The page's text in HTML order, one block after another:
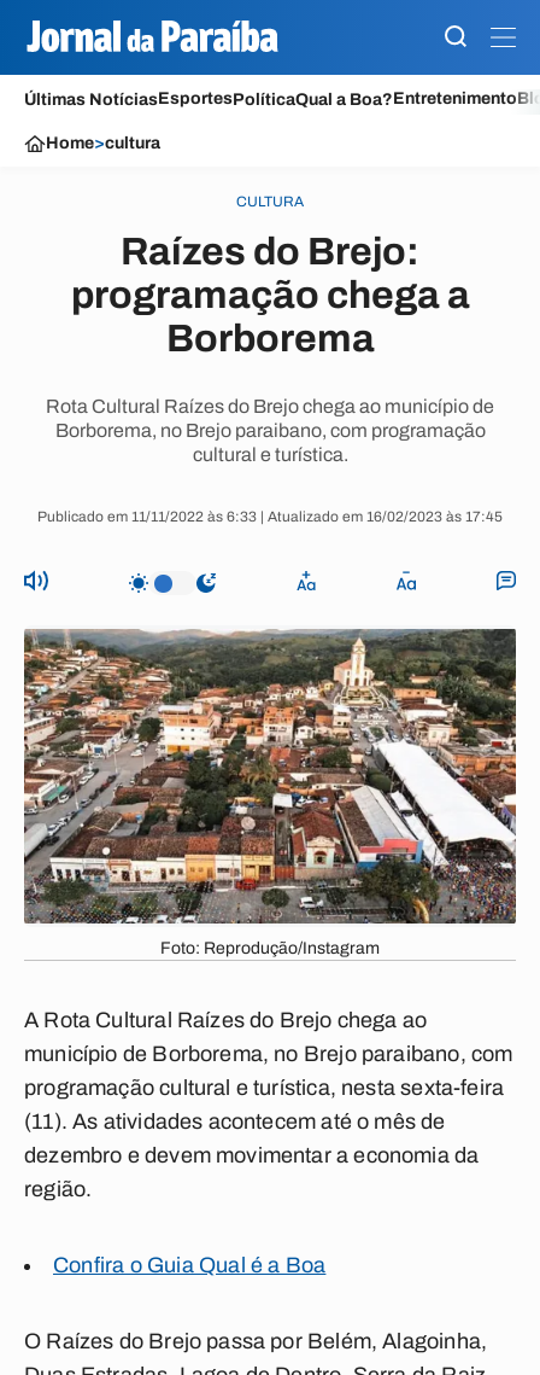
Últimas NotíciasEsportesPolíticaQual a Boa?Entretenimento
Home>cultura
CULTURA
Raízes do Brejo:
programação chega a
Borborema
Rota Cultural Raízes do Brejo chega ao município de
Borborema, no Brejo paraibano, com programação
cultural e turística.
Publicado em 11/11/2022 às 6:33 | Atualizado em 16/02/2023 às 17:45
Foto: Reprodução/Instagram
A Rota Cultural Raízes do Brejo chega ao
município de Borborema, no Brejo paraibano, com
programação cultural e turística, nesta sexta-feira
(11). As atividades acontecem até o mês de
dezembro e devem movimentar a economia da
região.
Confira o Guia Qual é a Boa
O Raízes do Brejo passa por Belém, Alagoinha,